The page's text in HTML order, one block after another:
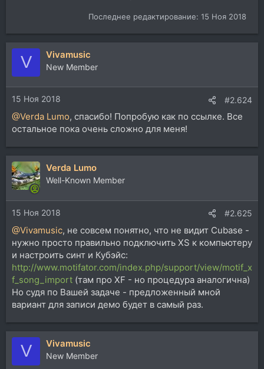
Последнее редактирование: 15 Ноя 2018
V Vivamusic
New Member
15 Ноя 2018 #2.624
@Verda Lumo, спасибо! Попробую как по ссылке. Все
остальное пока очень сложно для меня!
Verda Lumo
Well-Known Member
15 Ноя 2018 #2.625
@Vivamusic, не совсем понятно, что не видит Cubase -
нужно просто правильно подключить XS к компьютеру
и настроить синт и Кубэйс:
http://www.motifator.com/index.php/support/view/motif_x
f_song_import (там про XF - но процедура аналогична)
Но судя по Вашей задаче - предложенный мной
вариант для записи демо будет в самый раз.
V Vivamusic
New Member